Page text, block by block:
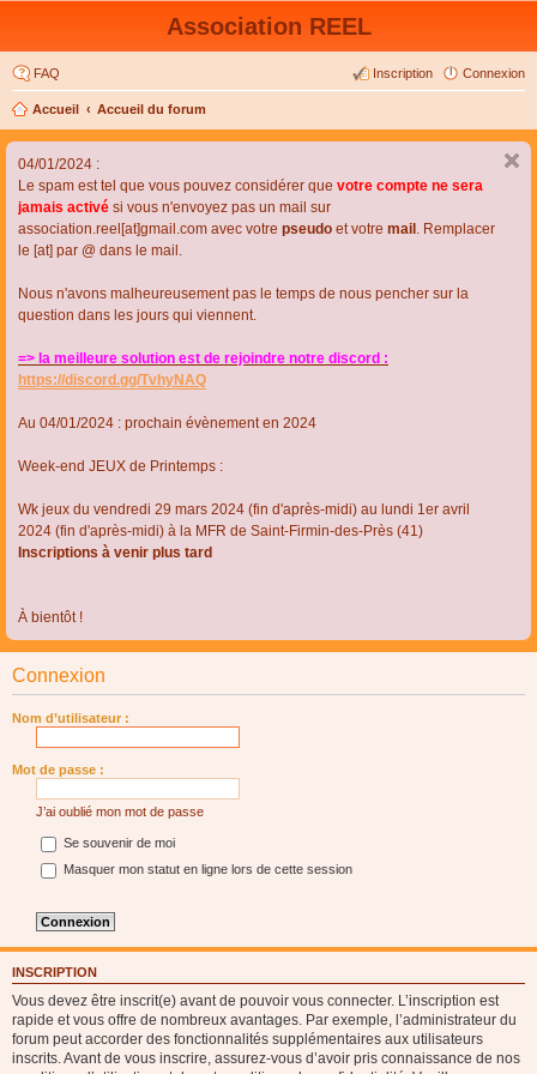
Association REEL
FAQ Connexion
Inscription
Accueil Accueil du forum
04/01/2024 :
Le spam est tel que vous pouvez considérer que votre compte ne sera
jamais activé si vous n'envoyez pas un mail sur
association.reel[at]gmail.com avec votre pseudo et votre mail . Remplacer
le [at] par @ dans le mail.
Nous n'avons malheureusement pas le temps de nous pencher sur la
question dans les jours qui viennent.
=> la meilleure solution est de rejoindre notre discord :
https://discord.gg/TvhyNAQ
Au 04/01/2024 : prochain évènement en 2024
Week-end JEUX de Printemps :
Wk jeux du vendredi 29 mars 2024 (fin d'après-midi) au lundi 1er avril
2024 (fin d'après-midi) à la MFR de Saint-Firmin-des-Près (41)
Inscriptions à venir plus tard
À bientôt !
Connexion
Nom d’utilisateur :
Mot de passe :
J’ai oublié mon mot de passe
Se souvenir de moi
Masquer mon statut en ligne lors de cette session
INSCRIPTION
Vous devez être inscrit(e) avant de pouvoir vous connecter. L’inscription est
rapide et vous offre de nombreux avantages. Par exemple, l’administrateur du
forum peut accorder des fonctionnalités supplémentaires aux utilisateurs
inscrits. Avant de vous inscrire, assurez-vous d’avoir pris connaissance de nos